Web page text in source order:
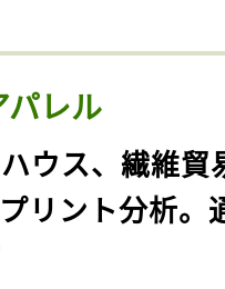
レル
ウス、繊維貿
リント分析。